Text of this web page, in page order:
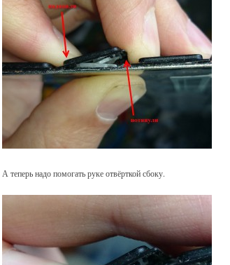
А теперь надо помогать руке отвёрткой сбоку.